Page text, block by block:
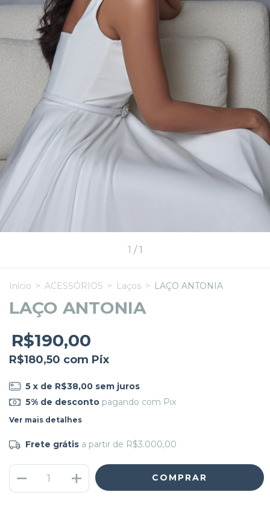
1 /1
Início > ACESSÓRIOS > Laços > LAÇO ANTONIA
LAÇO ANTONIA
R$190,00
R$180,50 com Pix
5 x de R$38,00 sem juros
5% de descontopagando com Pix
Ver mais detalhes
Frete grátis a partir de R$3.000,00